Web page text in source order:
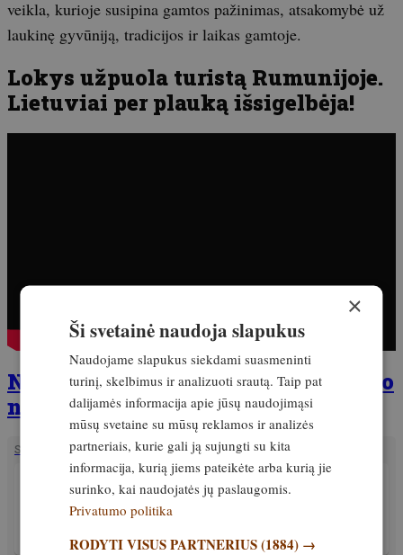
veikla, kurioje susipina gamtos pažinimas, atsakomybė už
laukinę gyvūniją, tradicijos ir laikas gamtoje.
Lokys užpuola turistą Rumunijoje.
Lietuviai per plauką išsigelbėja!
Nepraleisk! Išleistas naujas žurnalo
numeris
SUSIJĘ STRAIPSNIAI
Gyvybių gelbėjimo akcijai LMŽD kviečia
dronų pilotus ir visus neabejingus
26. gegužė, 2026
×
Ši svetainė naudoja slapukus
Naudojame slapukus siekdami suasmeninti
turinį, skelbimus ir analizuoti srautą. Taip pat
dalijamės informacija apie jūsų naudojimąsi
mūsų svetaine su mūsų reklamos ir analizės
partneriais, kurie gali ją sujungti su kita
informacija, kurią jiems pateikėte arba kurią jie
surinko, kai naudojatės jų paslaugomis.
Privatumo politika
RODYTI VISUS PARTNERIUS(1884) →